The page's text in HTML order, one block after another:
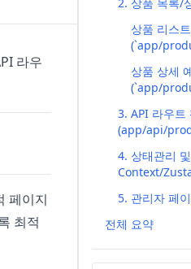
라우
페이지
최적
상품 리스
(`app/
상품 상세
(`app/
3. API 라우트
(app/api/
4. 상태관리
Context/
5. 관리자 페
전체 요약